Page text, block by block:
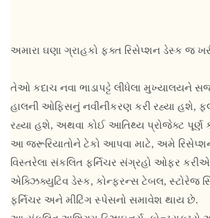
અમારા ઘણા ગ્રાહકો ફક્ત રિસેપ્શન ડેસ્ક જ
તેઓ કદાચ નવા ભાડાપટ્ટે લીધેલા મુખ્યાલયને
હાલની ઓફિસનું નવીનીકરણ કરી રહ્યા હશે,
રહ્યા હશે, અથવા કોઈ આતિથ્ય પ્રોજેક્ટ પૂર્ણ
આ જરૂરિયાતોને ટેકો આપવા માટે, અમે
વિસ્તરેલા સંકલિત ફર્નિચર સંગ્રહો ઓફર
એક્ઝિક્યુટિવ ડેસ્ક, કોન્ફરન્સ ટેબલ, સ્ટોરેજ
ફર્નિચર અને મીટિંગ સ્પેસનો સમાવેશ થાય છે.